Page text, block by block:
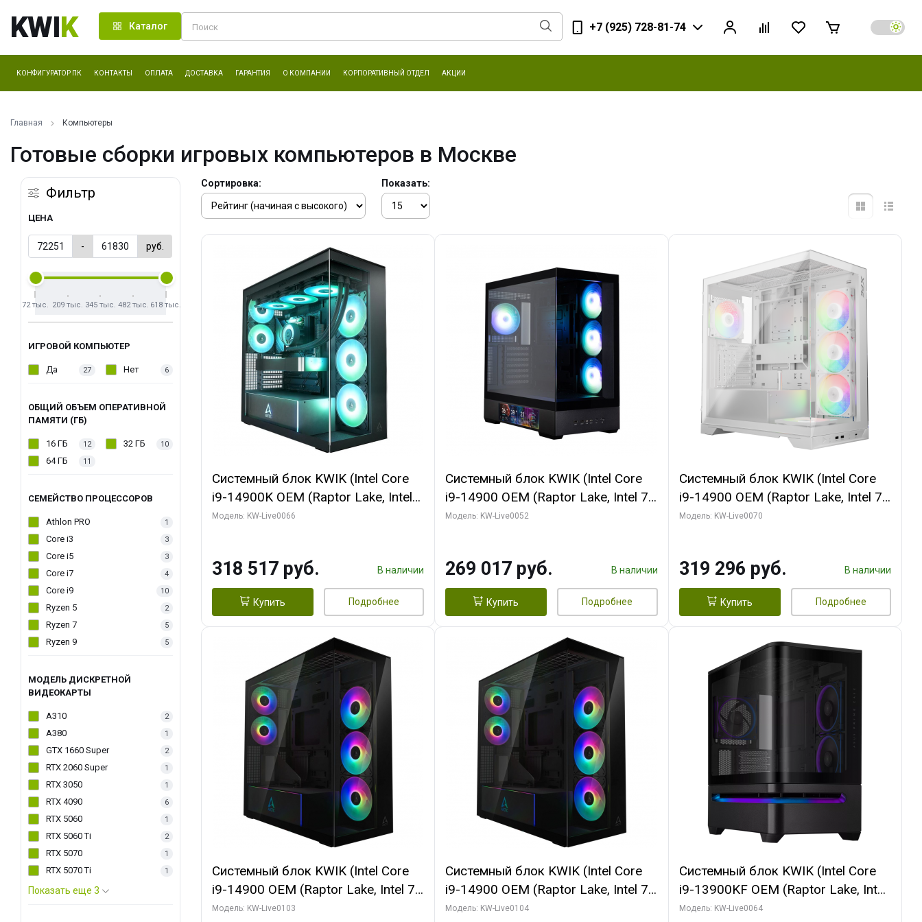
KWIK Каталог +7 (925) 728-81-74
КОНФИГУРАТОР ПК КОНТАКТЫ ОПЛАТА ДОСТАВКА ГАРАНТИЯ О КОМПАНИИ КОРПОРАТИВНЫЙ ОТДЕЛ АКЦИИ
Главная Компьютеры
Готовые сборки игровых компьютеров в Москве
Фильтр
ЦЕНА
- руб.
72 тыс. 209 тыс. 345 тыс. 482 тыс. 618 тыс.
ИГРОВОЙ КОМПЬЮТЕР
Да 27 Нет 6
ОБЩИЙ ОБЪЕМ ОПЕРАТИВНОЙ
ПАМЯТИ (ГБ)
16 ГБ 12 32 ГБ 10
64 ГБ 11
СЕМЕЙСТВО ПРОЦЕССОРОВ
Athlon PRO 1
Core i3 3
Core i5 3
Core i7 4
Core i9 10
Ryzen 5 2
Ryzen 7 5
Ryzen 9 5
МОДЕЛЬ ДИСКРЕТНОЙ
ВИДЕОКАРТЫ
A310 2
A380 1
GTX 1660 Super 2
RTX 2060 Super 1
RTX 3050 1
RTX 4090 6
RTX 5060 1
RTX 5060 Ti 2
RTX 5070 1
RTX 5070 Ti 1
Показать еще 3
Сортировка: Показать:
Системный блок KWIK (Intel Core
i9-14900K OEM (Raptor Lake, Intel
7, C24 16EC/8PC/ 64 ГБ ОЗУ (2
GDDR7 256bit/ 1 ТБ SSD)
Модель: KW-Live0066
318 517 руб. В наличии
Купить Подробнее
Системный блок KWIK (Intel Core
i9-14900 OEM (Raptor Lake, Intel 7,
C24 16EC/8PC// 64 ГБ ОЗУ (2
256bit 3xDP HD/ 512 ГБ SSD)
Модель: KW-Live0052
269 017 руб. В наличии
Купить Подробнее
Системный блок KWIK (Intel Core
i9-14900 OEM (Raptor Lake, Intel 7,
C24 16EC/8PC// 64 ГБ ОЗУ (2
GDDR7 256bit/ 960 ГБ SSD)
Модель: KW-Live0070
319 296 руб. В наличии
Купить Подробнее
Системный блок KWIK (Intel Core
i9-14900 OEM (Raptor Lake, Intel 7,
C24 16EC/8PC// 64 ГБ ОЗУ (2
Модель: KW-Live0103
Системный блок KWIK (Intel Core
i9-14900 OEM (Raptor Lake, Intel 7,
C24 16EC/8PC// 64 ГБ ОЗУ (2
Модель: KW-Live0104
Системный блок KWIK (Intel Core
i9-13900KF OEM (Raptor Lake, Intel
7, C24 16EC/8P/ 64 ГБ ОЗУ (2
Модель: KW-Live0064